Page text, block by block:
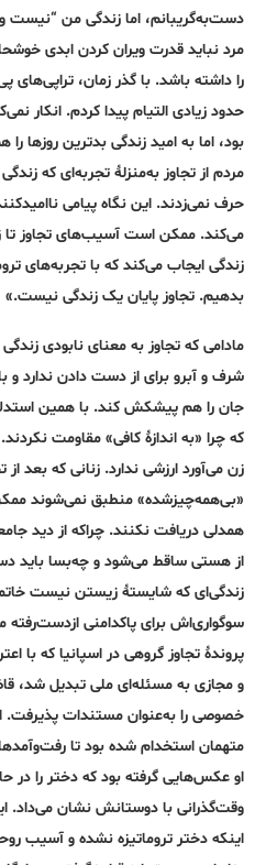
دست‌به‌گریبانم، اما زندگی من
مرد نباید قدرت ویران ‌کردن ابدی
را داشته باشد. با گذر زمان، تراپی‌های
حدود زیادی التیام پیدا کردم. انکار
بود، اما به امید زندگی بدترین
مردم از تجاوز به‌منزلۀ تجربه‌ای که
حرف نمی‌زدند. این نگاه پیامی
می‌کند. ممکن است آسیب‌های تجاوز تا
زندگی ایجاب می‌کند که با تجربه‌های
بدهیم. تجاوز پایان یک زندگی نیست.»
مادامی که تجاوز به معنای نابودی
شرف و آبرو برای از دست دادن ندارد و
جان را هم پیشکش کند. با همین
که چرا «به ‌اندازۀ کافی» مقاومت
زن می‌آورد ارزشی ندارد. زنانی که بعد از
«بی‌همه‌چیزشده» منطبق نمی‌شوند
همدلی دریافت نکنند. چرا‌که از دید
از هستی ساقط می‌شود و چه‌بسا باید
زندگی‌ای که شایستۀ زیستن نیست خاتمه
پروندۀ تجاوز گروهی در اسپانیا که با
و مجازی به مسئله‌ای ملی تبدیل شد،
خصوصی را به‌عنوان مستندات پذیرفت.
متهمان استخدام شده بود تا
او عکس‌هایی گرفته بود که دختر را
وقت‌گذرانی با دوستانش نشان می‌داد.
اینکه دختر تروماتیزه نشده و آسیب